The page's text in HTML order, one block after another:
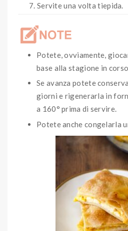
Servite una volta tiepida.
Potete, ovviamente,
base alla stagione in
Se avanza potete
giorni e rigenerarla in
a 160° prima di servire.
Potete anche congelarla